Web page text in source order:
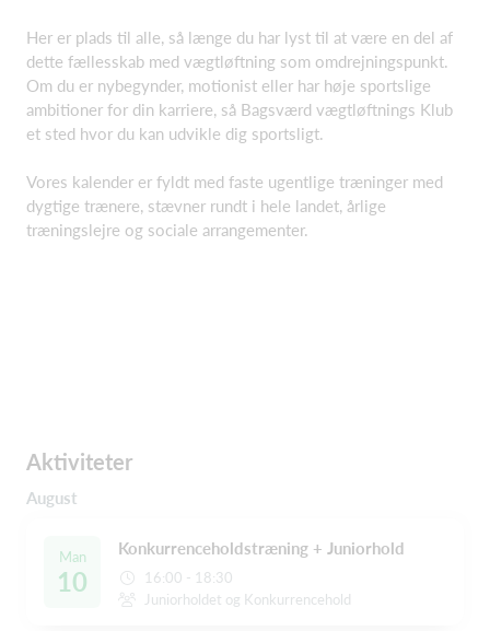
Her er plads til alle, så længe du har lyst til at være en del af
dette fællesskab med vægtløftning som omdrejningspunkt.
Om du er nybegynder, motionist eller har høje sportslige
ambitioner for din karriere, så Bagsværd vægtløftnings Klub
et sted hvor du kan udvikle dig sportsligt.
Vores kalender er fyldt med faste ugentlige træninger med
dygtige trænere, stævner rundt i hele landet, årlige
træningslejre og sociale arrangementer.
Aktiviteter
August
Man
10
Konkurrenceholdstræning + Juniorhold
16:00 - 18:30
Juniorholdet og Konkurrencehold